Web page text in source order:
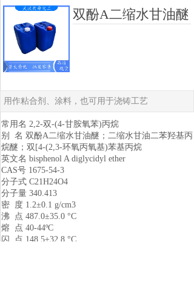
双酚A二缩水甘油醚
用作粘合剂、涂料，也可用于浇铸工艺
常用名 2,2-双-(4-甘胺氧苯)丙烷
别 名 双酚A二缩水甘油醚；二缩水甘油二苯羟基丙
烷醚；双[4-(2,3-环氧丙氧基)苯基丙烷
英文名 bisphenol A diglycidyl ether
CAS号 1675-54-3
分子式 C21H24O4
分子量 340.413
密 度 1.2±0.1 g/cm3
沸 点 487.0±35.0 °C
熔 点 40-44ºC
闪 点 148.5±32.8 °C